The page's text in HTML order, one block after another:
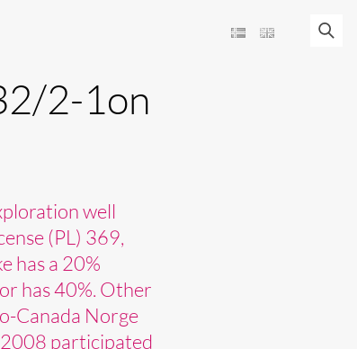
2-1on
well
(PL) 369,
has a 20%
has 40%. Other
Canada Norge
2008 participated